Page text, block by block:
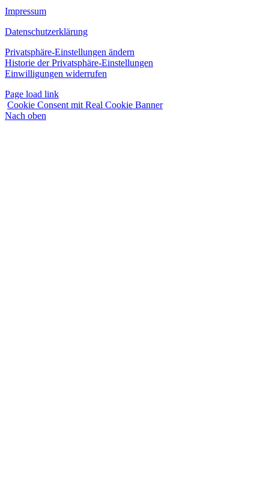
Impressum
Datenschutzerklärung
Privatsphäre-Einstellungen ändern
Historie der Privatsphäre-Einstellungen
Einwilligungen widerrufen
Page load link
Cookie Consent mit Real Cookie Banner
Nach oben